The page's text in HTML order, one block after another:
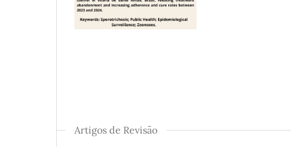
Artigos de Revisão